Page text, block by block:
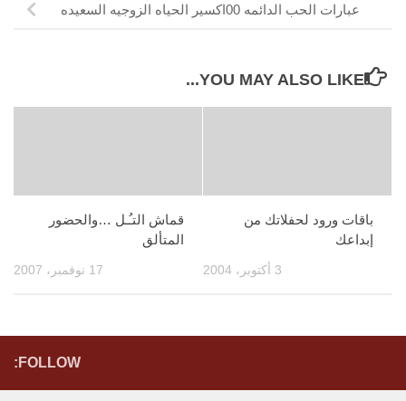
عبارات الحب الدائمه 00اكسير الحياه الزوجيه السعيده
YOU MAY ALSO LIKE...
قماش التـُـل …والحضور
المتألق
17 نوفمبر، 2007
باقات ورود لحفلاتك من
إبداعك
3 أكتوبر، 2004
FOLLOW: